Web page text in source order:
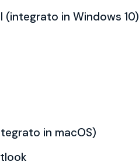
(integrato in Windows 10)
in macOS)